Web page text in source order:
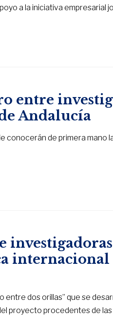
a la iniciativa empresarial
entre
Andalucía
conocerán de primera mano
internacional
dos orillas” que se
proyecto procedentes de